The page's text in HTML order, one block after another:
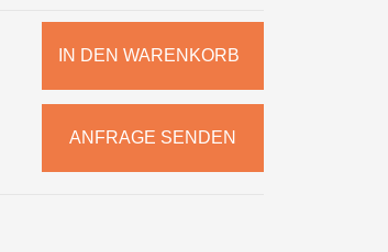
IN DEN WARENKORB
ANFRAGE SENDEN